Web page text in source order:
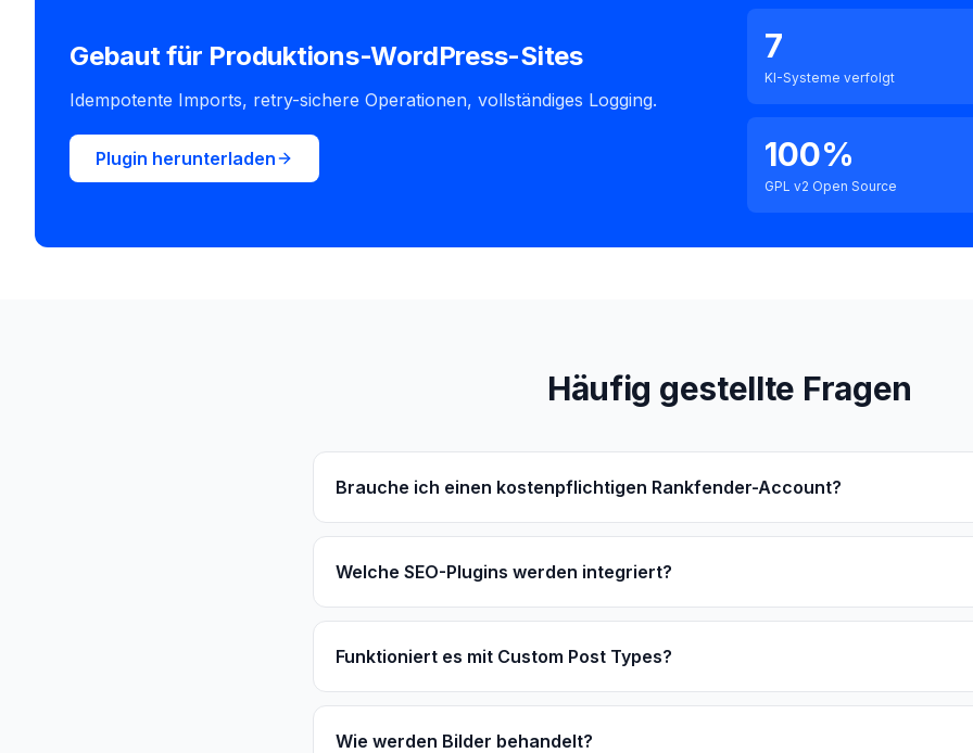
Gebaut für Produktions-WordPress-Sites
Idempotente Imports, retry-sichere Operationen, vollständiges Logging.
Plugin herunterladen
7
KI-Systeme verfolgt
100%
GPL v2 Open Source
Häufig gestellte Fragen
Brauche ich einen kostenpflichtigen Rankfender-Account?
Welche SEO-Plugins werden integriert?
Funktioniert es mit Custom Post Types?
Wie werden Bilder behandelt?